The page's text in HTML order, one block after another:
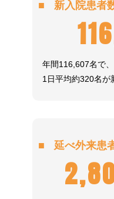
新入院患者
年間116,607名で、
1日平均約320名が
延べ外来患